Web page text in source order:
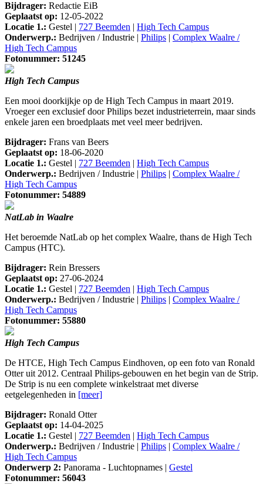
Bijdrager: Redactie EiB
Geplaatst op: 12-05-2022
Locatie 1.: Gestel | 727 Beemden | High Tech Campus
Onderwerp.: Bedrijven / Industrie | Philips | Complex Waalre /
High Tech Campus
Fotonummer: 51245
High Tech Campus
Een mooi doorkijkje op de High Tech Campus in maart 2019.
Vroeger een exclusief door Philips bezet industrieterrein, maar sinds
enkele jaren een broedplaats met veel meer bedrijven.
Bijdrager: Frans van Beers
Geplaatst op: 18-06-2020
Locatie 1.: Gestel | 727 Beemden | High Tech Campus
Onderwerp.: Bedrijven / Industrie | Philips | Complex Waalre /
High Tech Campus
Fotonummer: 54889
NatLab in Waalre
Het beroemde NatLab op het complex Waalre, thans de High Tech
Campus (HTC).
Bijdrager: Rein Bressers
Geplaatst op: 27-06-2024
Locatie 1.: Gestel | 727 Beemden | High Tech Campus
Onderwerp.: Bedrijven / Industrie | Philips | Complex Waalre /
High Tech Campus
Fotonummer: 55880
High Tech Campus
De HTCE, High Tech Campus Eindhoven, op een foto van Ronald
Otter uit 2012. Centraal Philips-gebouwen en het begin van de Strip.
De Strip is nu een complete winkelstraat met diverse
eetgelegenheden in [meer]
Bijdrager: Ronald Otter
Geplaatst op: 14-04-2025
Locatie 1.: Gestel | 727 Beemden | High Tech Campus
Onderwerp.: Bedrijven / Industrie | Philips | Complex Waalre /
High Tech Campus
Onderwerp 2: Panorama - Luchtopnames | Gestel
Fotonummer: 56043